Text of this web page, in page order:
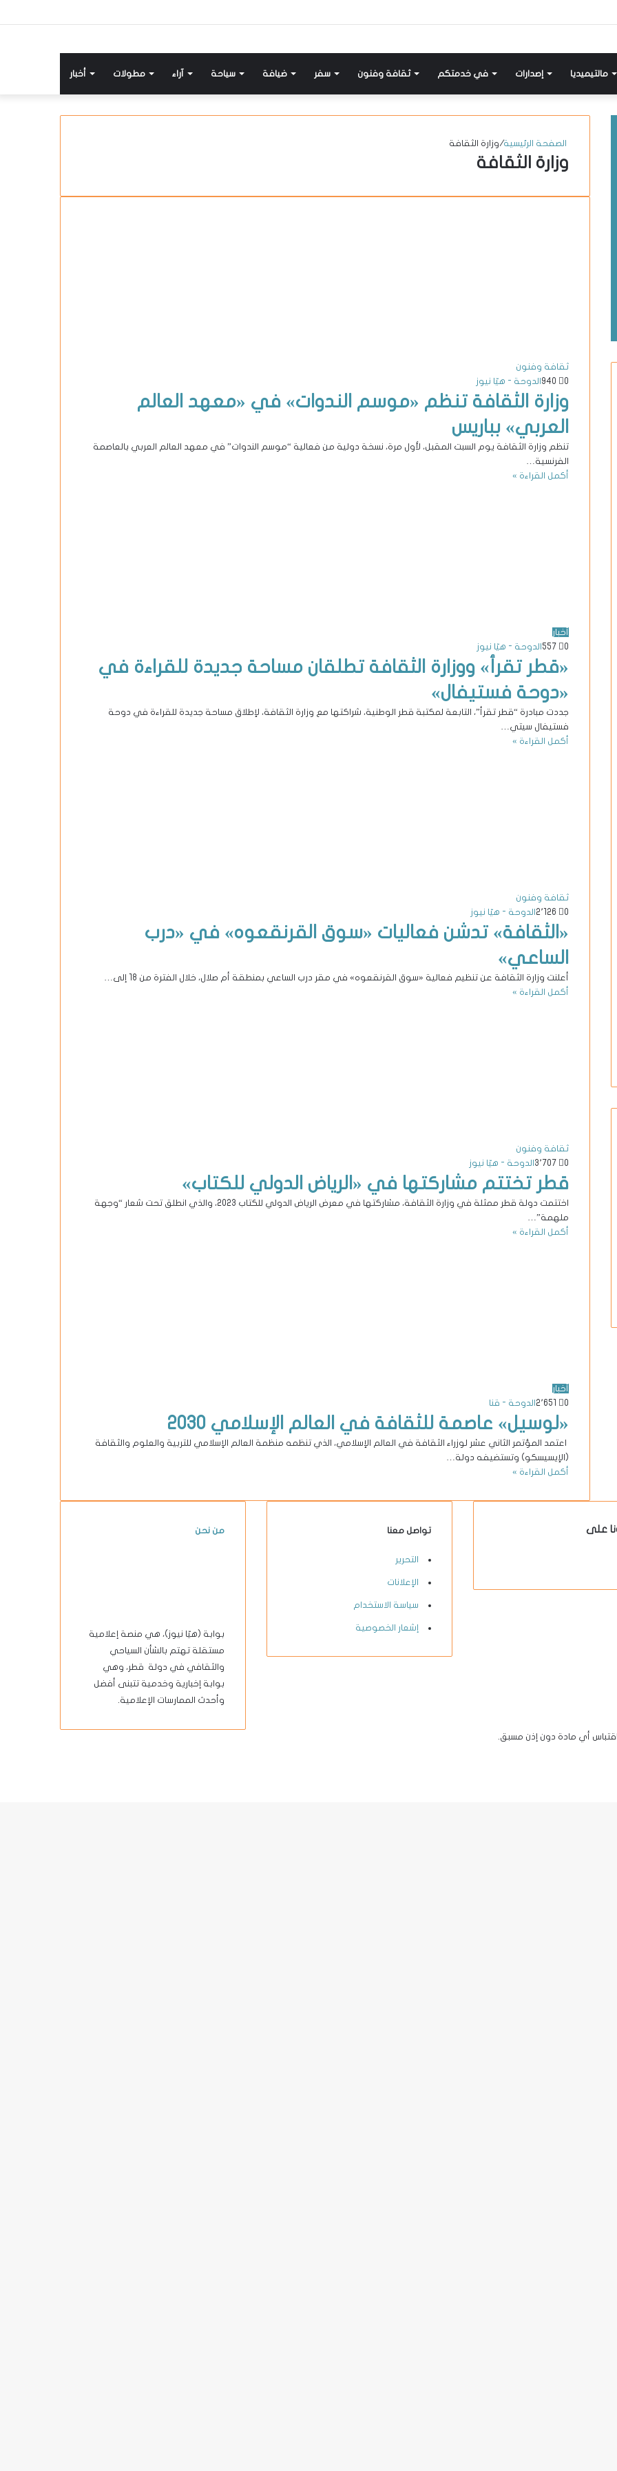
أخبار مطولات آراء سياحة ضيافة سفر ثقافة وفنون في خدمتكم إصدارات مالتيميديا
الصفحة الرئيسية/وزارة الثقافة
وزارة الثقافة
ثقافة وفنون
الدوحة - هيّا نيوز
0
وزارة الثقافة تنظم «موسم الندوات» في «معهد العالم
العربي» بباريس
تنظم وزارة الثقافة يوم السبت المقبل، لأول مرة، نسخة دولية من فعالية “موسم الندوات” في معهد العالم العربي بالعاصمة
الفرنسية…
أكمل القراءة »
أخبار
الدوحة - هيّا نيوز
0
«قطر تقرأ» ووزارة الثقافة تطلقان مساحة جديدة للقراءة في
«دوحة فستيفال»
جددت مبادرة “قطر تقرأ”، التابعة لمكتبة قطر الوطنية، شراكتها مع وزارة الثقافة، لإطلاق مساحة جديدة للقراءة في دوحة
فستيفال سيتي…
أكمل القراءة »
ثقافة وفنون
الدوحة - هيّا نيوز
0
«الثقافة» تدشن فعاليات «سوق القرنقعوه» في «درب
الساعي»
أعلنت وزارة الثقافة عن تنظيم فعالية «سوق القرنقعوه» في مقر درب الساعي بمنطقة أم صلال، خلال الفترة من 18 إلى…
أكمل القراءة »
ثقافة وفنون
الدوحة - هيّا نيوز
0
قطر تختتم مشاركتها في «الرياض الدولي للكتاب»
اختتمت دولة قطر ممثلة في وزارة الثقافة، مشاركتها في معرض الرياض الدولي للكتاب 2023، والذي انطلق تحت شعار “وجهة
ملهمة”…
أكمل القراءة »
أخبار
الدوحة - قنا
0
«لوسيل» عاصمة للثقافة في العالم الإسلامي 2030
اعتمد المؤتمر الثاني عشر لوزراء الثقافة في العالم الإسلامي، الذي تنظمه منظمة العالم الإسلامي للتربية والعلوم والثقافة
(الإيسيسكو) وتستضيفه دولة…
أكمل القراءة »
من نحن
بوابة (هيّا نيوز)، هي منصة إعلامية
مستقلة تهتم بالشأن السياحي
والثقافي في دولة قطر، وهي
بوابة إخبارية وخدمية تتبنى أفضل
وأحدث الممارسات الإعلامية.
تواصل معنا
التحرير
الإعلانات
سياسة الاستخدام
إشعار الخصوصية
على